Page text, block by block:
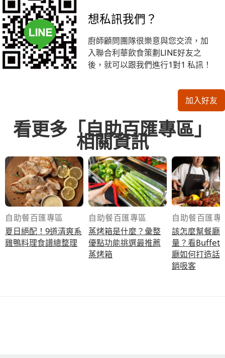
想私訊我們？
廚師顧問團隊很樂意與您交流，加
入聯合利華飲食策劃LINE好友之
後，就可以跟我們進行1對1 私訊！
加入好友
看更多「自助百匯專區」
相關資訊
自助餐百匯專區
夏日絕配！9道清爽系
雞鴨料理食譜總整理
自助餐百匯專區
蒸烤箱是什麼？彙整
優點功能挑選最推薦
蒸烤箱
自助餐百匯專
該怎麼幫餐廳
量？看Buffet
廳如何打造話
銷吸客